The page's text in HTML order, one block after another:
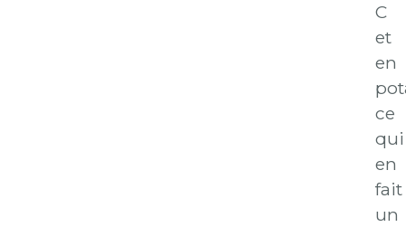
C
et
en
ce
qui
en
fait
un